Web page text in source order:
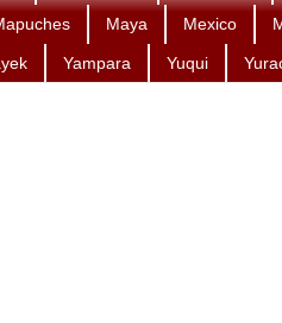
Maya Mexico
Yampara Yuqui